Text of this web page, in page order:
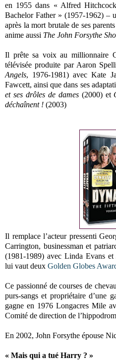
en 1955 dans « Alfred
Bachelor Father » (1957-1962) –
après la mort brutale de ses
anime aussi The John Forsythe
Il prête sa voix au millionnaire
télévisée produite par Aaron
Angels, 1976-1981) avec Kate
Fawcett, ainsi que dans ses
et ses drôles de dames(2000) et
déchaînent ! (2003)
Il remplace l’acteur pressenti
Carrington, businessman et
(1981-1989) avec Linda Evans
lui vaut deux Golden Globes
Ce passionné de courses de
purs-sangs et propriétaire d’une
gagne en 1976 Longacres Mile
Comité de direction de
En 2002, John Forsythe épouse
« Mais qui a tué Harry ? »